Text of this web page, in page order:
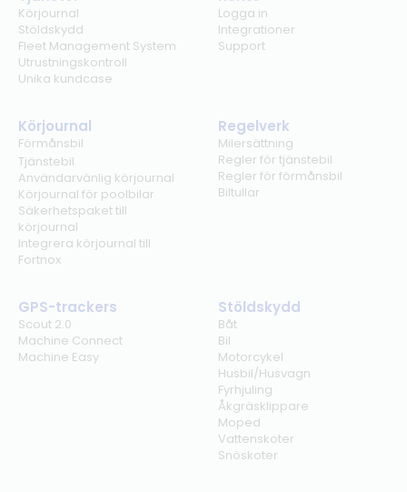
Körjournal
Stöldskydd
Fleet Management System
Utrustningskontroll
Unika kundcase
Logga in
Integrationer
Support
Körjournal
Förmånsbil
Tjänstebil
Användarvänlig körjournal
Körjournal för poolbilar
Säkerhetspaket till
körjournal
Integrera körjournal till
Fortnox
Regelverk
Milersättning
Regler för tjänstebil
Regler för förmånsbil
Biltullar
GPS-trackers
Scout 2.0
Machine Connect
Machine Easy
Stöldskydd
Båt
Bil
Motorcykel
Husbil/Husvagn
Fyrhjuling
Åkgräsklippare
Moped
Vattenskoter
Snöskoter